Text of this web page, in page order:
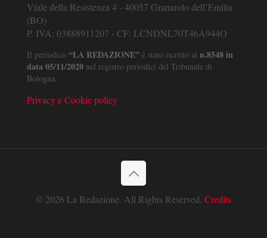
Viale della Resistenza 4 - 40057 Granarolo dell’Emilia
(BO)
P. IVA: 03888911207 - CF: LCNDNL70T46A944O
Il periodico “LA REDAZIONE” è stato iscritto al n.8548 in
data 05/11/2020 nel registro periodici del Tribunale di
Bologna.
Privacy e Cookie policy
© 2026 La Redazione. All Rights Reserved. Credits